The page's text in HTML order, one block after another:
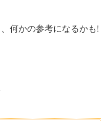
何かの参考になるかも!